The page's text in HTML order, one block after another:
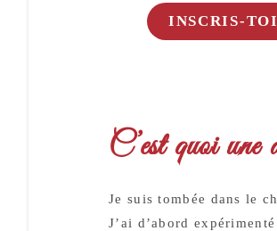
INSCRIS-
C’est quoi une
Je suis tombée dans le
J’ai d’abord